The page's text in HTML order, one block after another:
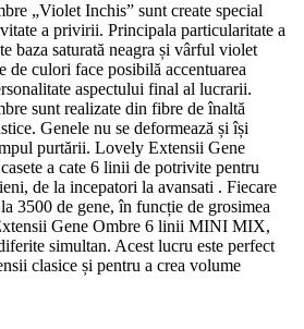
„Violet Inchis” sunt create special
a privirii. Principala particularitate a
baza saturată neagra și vârful violet
de culori face posibilă accentuarea
aspectului final al lucrarii.
sunt realizate din fibre de înaltă
Genele nu se deformează și își
purtării. Lovely Extensii Gene
a cate 6 linii de potrivite pentru
de la incepatori la avansati . Fiecare
3500 de gene, în funcție de grosimea
Gene Ombre 6 linii MINI MIX,
simultan. Acest lucru este perfect
clasice și pentru a crea volume